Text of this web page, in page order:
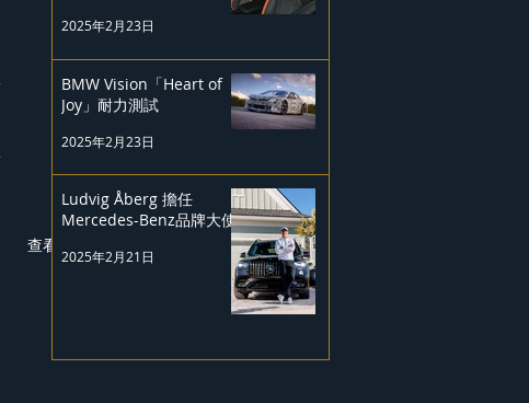
查看全部
2025年2月23日
BMW Vision「Heart of
Joy」耐力測試
2025年2月23日
Ludvig Åberg 擔任
Mercedes-Benz品牌大使
2025年2月21日